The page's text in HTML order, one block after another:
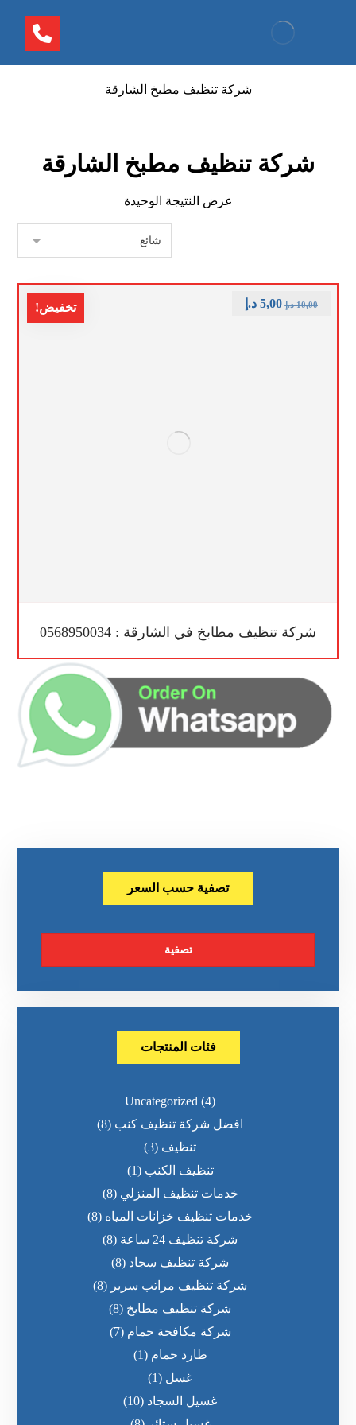
شركة تنظيف مطبخ الشارقة
شركة تنظيف مطبخ الشارقة
عرض النتيجة الوحيدة
تخفيض!
شركة تنظيف مطابخ في الشارقة : 0568950034
10,00 د.إ 5,00 د.إ
تصفية حسب السعر
تصفية
فئات المنتجات
Uncategorized (4)
افضل شركة تنظيف كنب (8)
تنظيف (3)
تنظيف الكنب (1)
خدمات تنظيف المنزلي (8)
خدمات تنظيف خزانات المياه (8)
شركة تنظيف 24 ساعة
(8)
شركة تنظيف سجاد (8)
شركة تنظيف مراتب سرير (8)
شركة تنظيف مطابخ (8)
شركة مكافحة حمام (7)
طارد حمام (1)
غسل (1)
غسيل السجاد (10)